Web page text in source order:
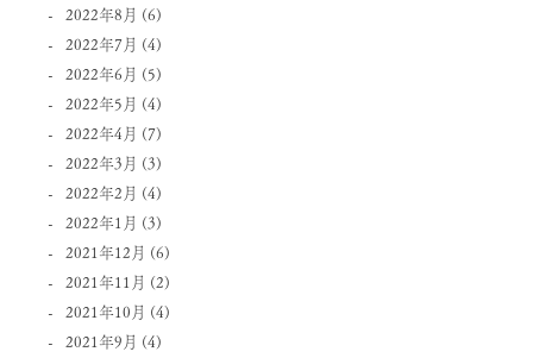
2022年8月 (6)
2022年7月 (4)
2022年6月 (5)
2022年5月 (4)
2022年4月 (7)
2022年3月 (3)
2022年2月 (4)
2022年1月 (3)
2021年12月 (6)
2021年11月 (2)
2021年10月 (4)
2021年9月 (4)